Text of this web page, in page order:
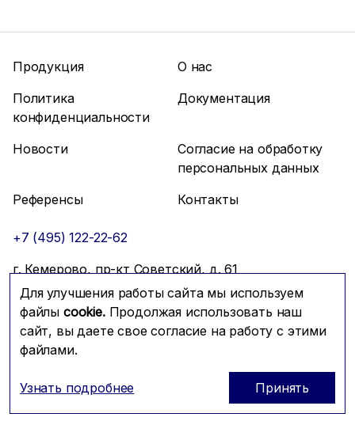
Для улучшения работы сайта мы используем
файлы cookie.Продолжая использовать наш
сайт, вы даете свое согласие на работу с этими
файлами.
Узнать подробнее Принять
Продукция
О нас
Политика
конфиденциальности
Документация
Новости
Согласие на обработку
персональных данных
Референсы
Контакты
+7 (495) 122-22-62
г. Кемерово, пр-кт Советский, д. 61
info@mfmc.ru
Связаться с нами
© 2026 Компания МФМК
Prominado